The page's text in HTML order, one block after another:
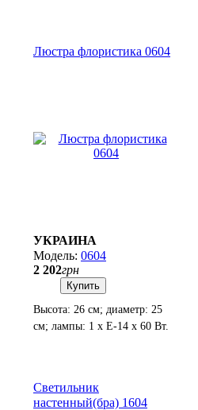
Люстра флористика 0604
УКРАИНА
0604
2 202грн
Купить
Высота: 26 см; диаметр: 25
см; лампы: 1 х Е-14 х 60 Вт.
Светильник
настенный(бра) 1604